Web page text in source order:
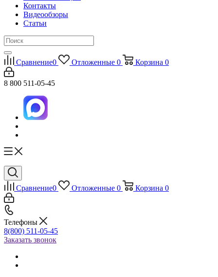
Контакты
Видеообзоры
Статьи
Сравнение0 Отложенные 0 Корзина 0
8 800 511-05-45
Сравнение0 Отложенные 0 Корзина 0
Телефоны
8(800) 511-05-45
Заказать звонок